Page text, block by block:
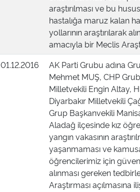
araştırılması ve bu
hastalığa maruz kalan
yollarının araştırılarak
amacıyla bir Meclis
01.12.2016
AK Parti Grubu adına
Mehmet MUŞ, CHP
Milletvekili Engin Altay,
Diyarbakır Milletvekili
Grup Başkanvekili
Aladağ ilçesinde kız
yangın vakasının
yaşanmaması ve
öğrencilerimiz için
alınması gereken
Araştırması açılmasına